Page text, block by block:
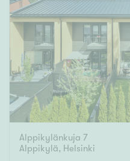
Rakennusvuosi
Uudiskohteet
Vain uudiskohteet
Arvokohteet
Vain arvokohteet
Alppikylänkuja 7
Alppikylä, Helsinki